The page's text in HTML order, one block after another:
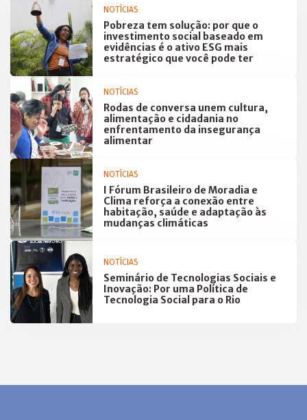
NOTÍCIAS
Pobreza tem solução: por que o
investimento social baseado em
evidências é o ativo ESG mais
estratégico que você pode ter
NOTÍCIAS
Rodas de conversa unem cultura,
alimentação e cidadania no
enfrentamento da insegurança
alimentar
NOTÍCIAS
I Fórum Brasileiro de Moradia e
Clima reforça a conexão entre
habitação, saúde e adaptação às
mudanças climáticas
NOTÍCIAS
Seminário de Tecnologias Sociais e
Inovação: Por uma Política de
Tecnologia Social para o Rio